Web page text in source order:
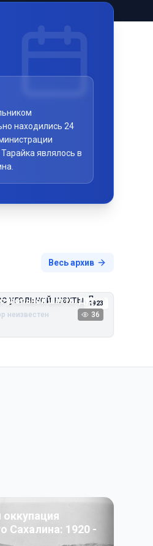
находились 24
являлось в
Весь архив
1923
угольной шахты Дуэ
неизвестен 36
оккупация
Сахалина: 1920 -